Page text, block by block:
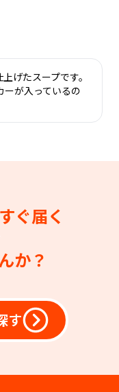
げたスープです。
ーが入っているの
ぐ届く
か？
す